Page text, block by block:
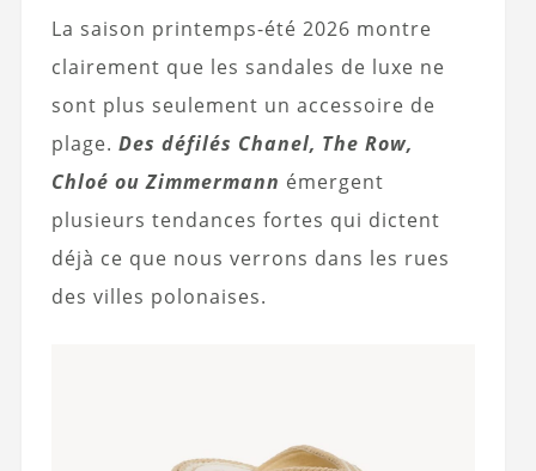
La saison printemps-été 2026 montre
clairement que les sandales de luxe ne
sont plus seulement un accessoire de
plage. Des défilés Chanel, The Row,
Chloé ou Zimmermann émergent
plusieurs tendances fortes qui dictent
déjà ce que nous verrons dans les rues
des villes polonaises.